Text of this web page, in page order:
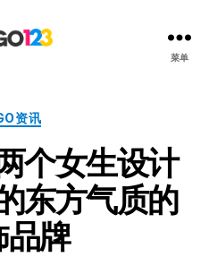
设
计
博
客
菜单
分资讯
个女生设计
东方气质的
品牌